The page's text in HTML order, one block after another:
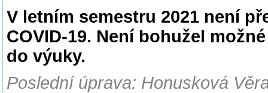
V letním semestru 2021 není
COVID-19. Není bohužel
do výuky.
Poslední úprava: Honusková